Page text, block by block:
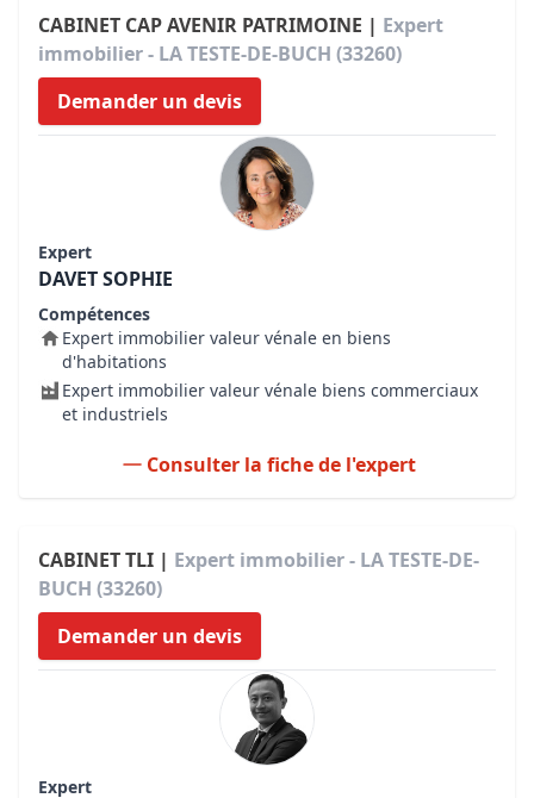
CABINET CAP AVENIR PATRIMOINE | Expert
immobilier - LA TESTE-DE-BUCH (33260)
Demander un devis
Expert
DAVET SOPHIE
Compétences
Expert immobilier valeur vénale en biens
d'habitations
Expert immobilier valeur vénale biens commerciaux
et industriels
Consulter la fiche de l'expert
CABINET TLI | Expert immobilier - LA TESTE-DE-
BUCH (33260)
Demander un devis
Expert